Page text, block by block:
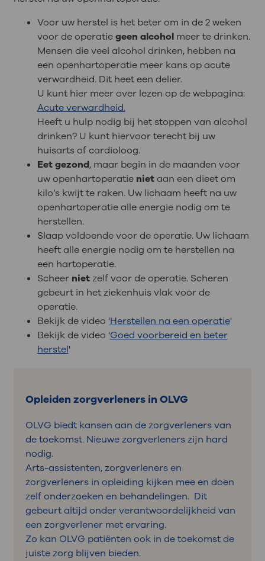
Voor uw herstel is het beter om in de 2 weken
voor de operatiegeen alcoholmeer te drinken.
Mensen die veel alcohol drinken, hebben na
een openhartoperatie meer kans op acute
verwardheid. Dit heet een delier.
U kunt hier meer over lezen op de webpagina:
Acute verwardheid.
Heeft u hulp nodig bij het stoppen van alcohol
drinken? U kunt hiervoor terecht bij uw
huisarts of cardioloog.
Eet gezond, maar begin in de maanden voor
uw openhartoperatie nietaan een dieet om
kilo’s kwijt te raken. Uw lichaam heeft na uw
openhartoperatie alle energie nodig om te
herstellen.
Slaap voldoende voor de operatie. Uw lichaam
heeft alle energie nodig om te herstellen na
een hartoperatie.
Scheer nietzelf voor de operatie. Scheren
gebeurt in het ziekenhuis vlak voor de
operatie.
Bekijk de video 'Herstellen na een operatie'
Bekijk de video 'Goed voorbereid en beter
herstel'
Opleiden zorgverleners in OLVG
OLVG biedt kansen aan de zorgverleners van
de toekomst. Nieuwe zorgverleners zijn hard
nodig.
Arts-assistenten, zorgverleners en
zorgverleners in opleiding kijken mee en doen
zelf onderzoeken en behandelingen. Dit
gebeurt altijd onder verantwoordelijkheid van
een zorgverlener met ervaring.
Zo kan OLVG patiënten ook in de toekomst de
juiste zorg blijven bieden.